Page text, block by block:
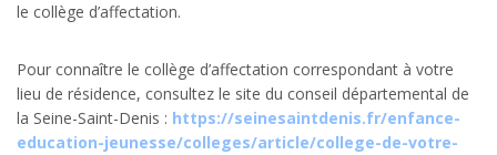
le collège d’affectation.
Pour connaître le collège d’affectation correspondant à votre
lieu de résidence, consultez le site du conseil départemental de
la Seine-Saint-Denis : https://seinesaintdenis.fr/enfance-
education-jeunesse/colleges/article/college-de-votre-